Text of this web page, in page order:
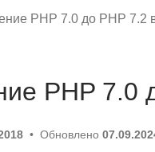
PHP 7.0 до PHP 7.2
PHP 7.0
Обновлено